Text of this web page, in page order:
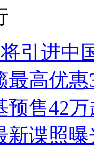
引进中
最高优
预售42
新谍照